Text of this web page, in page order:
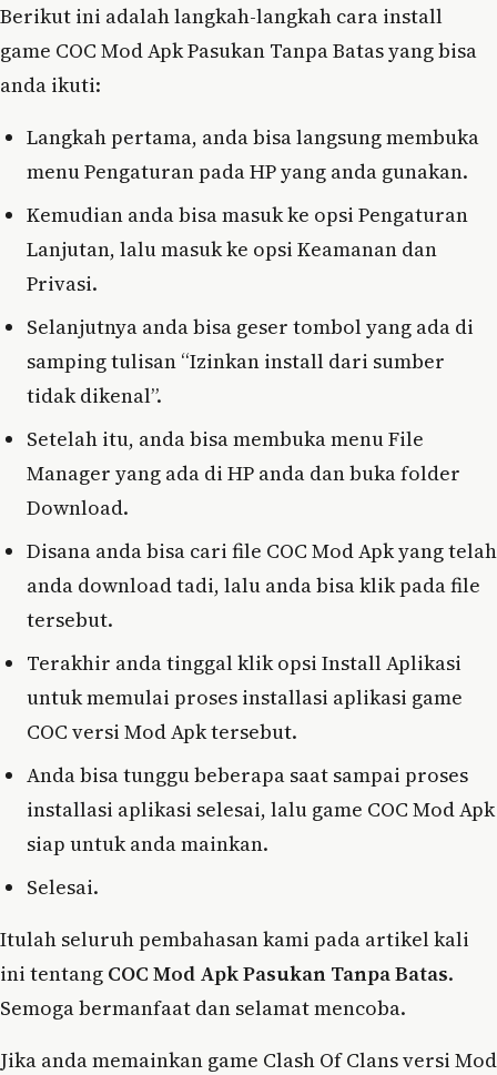
Berikut ini adalah langkah-langkah cara install
game COC Mod Apk Pasukan Tanpa Batas yang bisa
anda ikuti:
Langkah pertama, anda bisa langsung membuka
menu Pengaturan pada HP yang anda gunakan.
Kemudian anda bisa masuk ke opsi Pengaturan
Lanjutan, lalu masuk ke opsi Keamanan dan
Privasi.
Selanjutnya anda bisa geser tombol yang ada di
samping tulisan “Izinkan install dari sumber
tidak dikenal”.
Setelah itu, anda bisa membuka menu File
Manager yang ada di HP anda dan buka folder
Download.
Disana anda bisa cari file COC Mod Apk yang telah
anda download tadi, lalu anda bisa klik pada file
tersebut.
Terakhir anda tinggal klik opsi Install Aplikasi
untuk memulai proses installasi aplikasi game
COC versi Mod Apk tersebut.
Anda bisa tunggu beberapa saat sampai proses
installasi aplikasi selesai, lalu game COC Mod Apk
siap untuk anda mainkan.
Selesai.
Itulah seluruh pembahasan kami pada artikel kali
ini tentang COC Mod Apk Pasukan Tanpa Batas.
Semoga bermanfaat dan selamat mencoba.
Jika anda memainkan game Clash Of Clans versi Mod